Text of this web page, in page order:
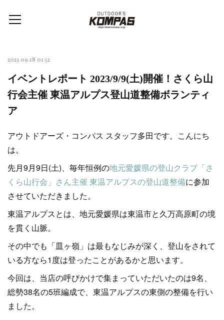
2023.09.18 01:52
イベントレポート 2023/9/9(土)開催！さくら山
行会主催 東温アルプス登山道整備ボランティ
ア
アウトドアーズ・コンパス スタッフ多田です。こんにち
は。
先月9月9日(土)、毎年恒例の地元愛媛県の登山クラブ「さ
くら山行会」さん主催 東温アルプスの登山道整備に参加
させていただきました。
東温アルプスとは、地元愛媛県は東温市と久万高原町の境
を貫く山脈。
その中でも「皿ヶ嶺」は最もなじみが深く、登山をされて
いる方なら1度は登ったことがあるかと思います。
今回は、当店の呼びかけで集まっていただいたのは9名、
総勢38名の5班編成で、東温アルプスの東側の整備を行い
ました。